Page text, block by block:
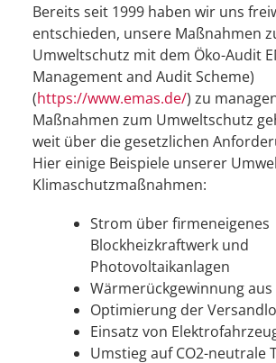
Bereits seit 1999 haben wir uns
entschieden, unsere Maßnahmen
Umweltschutz mit dem Öko-Audit
Management and Audit Scheme)
(https://www.emas.de/) zu
Maßnahmen zum Umweltschutz
weit über die gesetzlichen
Hier einige Beispiele unserer
Klimaschutzmaßnahmen:
Strom über firmeneigenes
Blockheizkraftwerk und
Photovoltaikanlagen
Wärmerückgewinnung aus
Optimierung der
Einsatz von
Umstieg auf CO2-neutrale